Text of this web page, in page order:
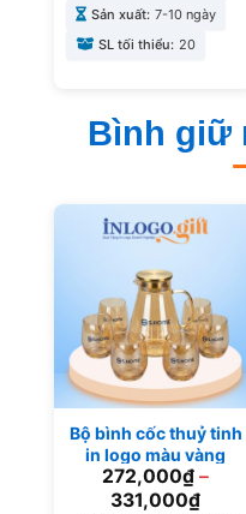
Sản xuất: 7-10 ngày
SL tối thiểu: 20
Bình giữ
Bộ bình cốc thuỷ tinh
in logo màu vàng
BBL-08
272,000₫ –
331,000₫